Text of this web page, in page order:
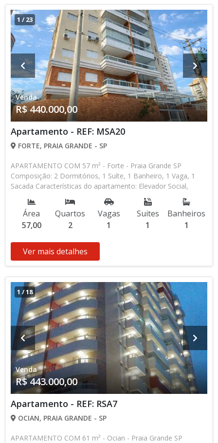
1 / 23
Venda
R$ 440.000,00
Apartamento - REF: MSA20
FORTE, PRAIA GRANDE - SP
APARTAMENTO COM 57 m² - Forte - Praia Grande SP
Composição: 2 Dormitórios, 1 Suíte, 1 Banheiro, 1 Vaga, 1
Sacada Características do apartamento: Elevador Social,
Elevador de Serviço, Acessibilidade, Portão Automático,
Interfone, Circuito Fechado TV, Piscina, Salão de Jogos, Salão
de Festas, Academia, Churrasqueira Aceita Financiamento
Bancário * Os valores e disponibilidade podem ser alterados
nossa equipe
Área
57,00
Quartos
2
Vagas
1
Suites
1
Banheiros
1
Ver mais detalhes
1 /18
Venda
R$ 443.000,00
Apartamento - REF: RSA7
OCIAN, PRAIA GRANDE - SP
APARTAMENTO COM 61 m² - Ocian - Praia Grande SP